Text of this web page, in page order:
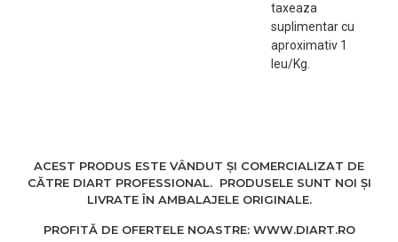
taxeaza
suplimentar cu
aproximativ 1
leu/Kg.
ACEST PRODUS ESTE VÂNDUT ȘI COMERCIALIZAT DE
CĂTRE DIART PROFESSIONAL. PRODUSELE SUNT NOI ȘI
LIVRATE ÎN AMBALAJELE ORIGINALE.
PROFITĂ DE OFERTELE NOASTRE: WWW.DIART.RO